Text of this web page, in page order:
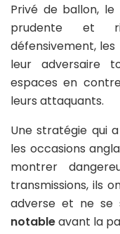
Privé de ballon,
prudente et
défensivement, les
leur adversaire
espaces en
leurs attaquants.
Une stratégie qui
les occasions
montrer
transmissions, ils
adverse et ne se
notableavant la